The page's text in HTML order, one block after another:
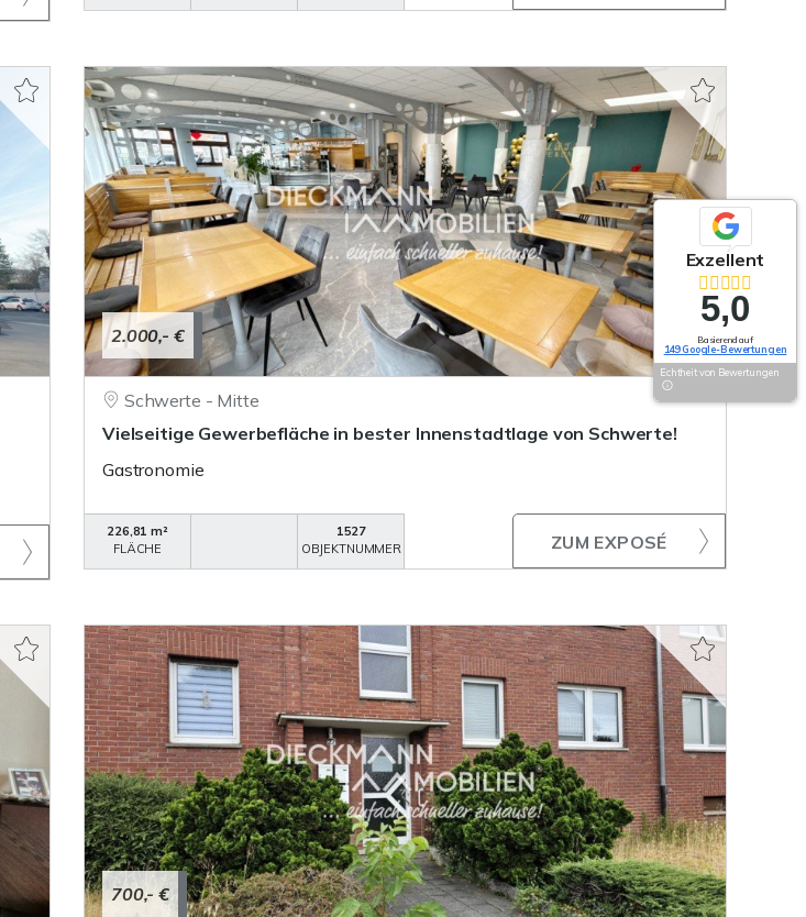
2.000,- €
Schwerte - Mitte
Vielseitige Gewerbefläche in bester Innenstadtlage von Schwerte!
Gastronomie
226,81 m²
FLÄCHE
1527
OBJEKTNUMMER
ZUM EXPOSÉ
700,- €
Exzellent
5,0
Basierend auf
149 Google-Bewertungen
Echtheit von Bewertungen